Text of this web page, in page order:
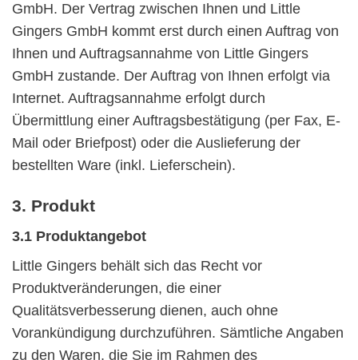
GmbH. Der Vertrag zwischen Ihnen und Little
Gingers GmbH kommt erst durch einen Auftrag von
Ihnen und Auftragsannahme von Little Gingers
GmbH zustande. Der Auftrag von Ihnen erfolgt via
Internet. Auftragsannahme erfolgt durch
Übermittlung einer Auftragsbestätigung (per Fax, E-
Mail oder Briefpost) oder die Auslieferung der
bestellten Ware (inkl. Lieferschein).
3. Produkt
3.1 Produktangebot
Little Gingers behält sich das Recht vor
Produktveränderungen, die einer
Qualitätsverbesserung dienen, auch ohne
Vorankündigung durchzuführen. Sämtliche Angaben
zu den Waren, die Sie im Rahmen des